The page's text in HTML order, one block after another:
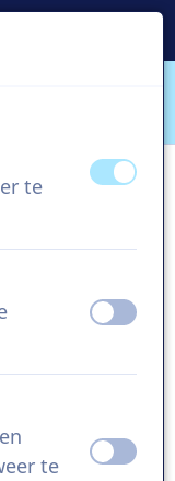
te
uitaan
uit aan
te
uit aan